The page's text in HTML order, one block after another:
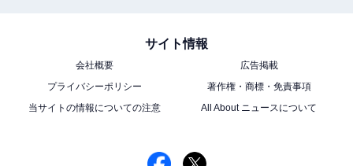
サイト情報
会社概要
広告掲載
プライバシーポリシー
著作権・商標・免責事項
当サイトの情報についての注意
All About ニュースについて